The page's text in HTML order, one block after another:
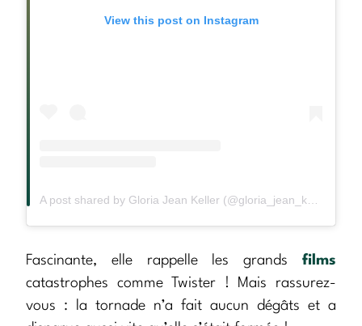
View this post on Instagram
A post shared by Gloria Jean Keller (@gloria_jean_keller)
Fascinante, elle rappelle les grands films
catastrophes comme Twister ! Mais rassurez-
vous : la tornade n’a fait aucun dégâts et a